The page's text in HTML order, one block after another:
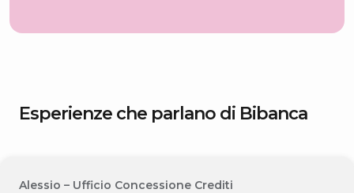
Esperienze che parlano di Bibanca
Alessio – Ufficio Concessione Crediti